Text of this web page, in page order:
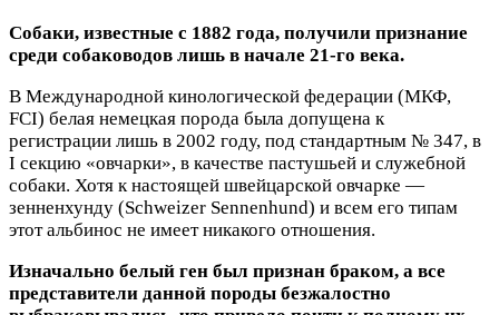
Собаки, известные с 1882 года, получили признание
среди собаководов лишь в начале 21-го века.
В Международной кинологической федерации (МКФ,
FCI) белая немецкая порода была допущена к
регистрации лишь в 2002 году, под стандартным № 347, в
I секцию «овчарки», в качестве пастушьей и служебной
собаки. Хотя к настоящей швейцарской овчарке —
зенненхунду (Schweizer Sennenhund) и всем его типам
этот альбинос не имеет никакого отношения.
Изначально белый ген был признан браком, а все
представители данной породы безжалостно